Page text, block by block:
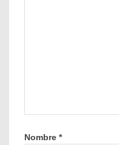
Nombre *